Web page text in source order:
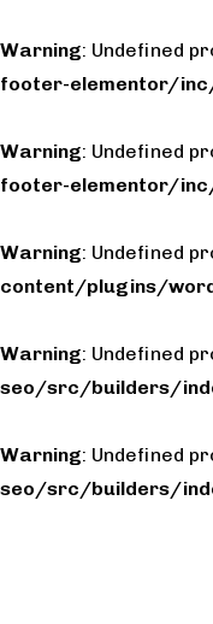
Warning: Undefined
footer-elementor/
Warning: Undefined
footer-elementor/
Warning: Undefined
content/plugins/
Warning: Undefined
seo/src/builders/
Warning: Undefined
seo/src/builders/